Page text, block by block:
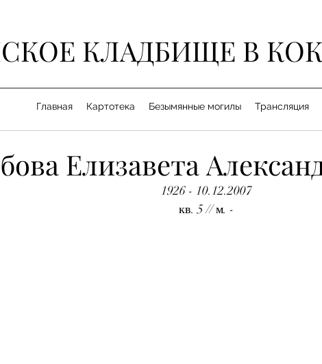
КЛАДБИЩЕ В
Главная Картотека Безымянные могилы Трансляция
Елизавета
1926 - 10.12.2007
кв. 5 // м. -